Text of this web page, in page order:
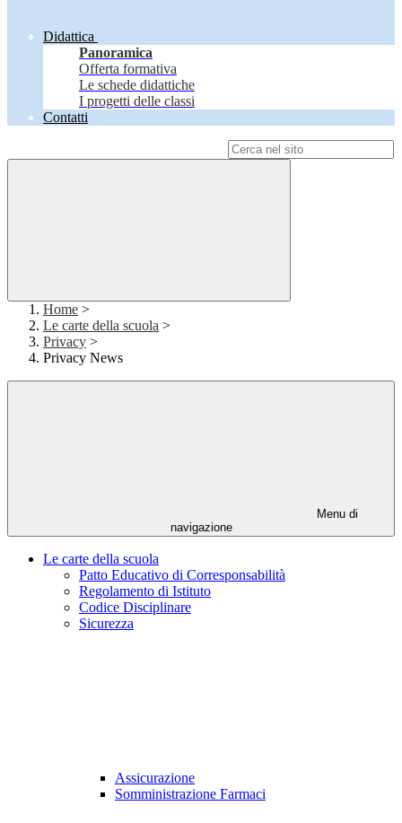
Didattica
Panoramica
Offerta formativa
Le schede didattiche
I progetti delle classi
Contatti
Home >
Le carte della scuola >
Privacy >
Privacy News
Menu di
navigazione
Le carte della scuola
Patto Educativo di Corresponsabilità
Regolamento di Istituto
Codice Disciplinare
Sicurezza
Assicurazione
Somministrazione Farmaci